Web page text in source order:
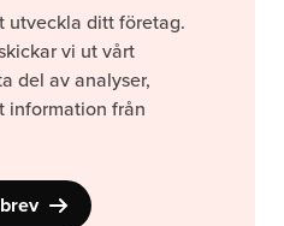
utveckla ditt företag.
vi ut vårt
del av analyser,
information från